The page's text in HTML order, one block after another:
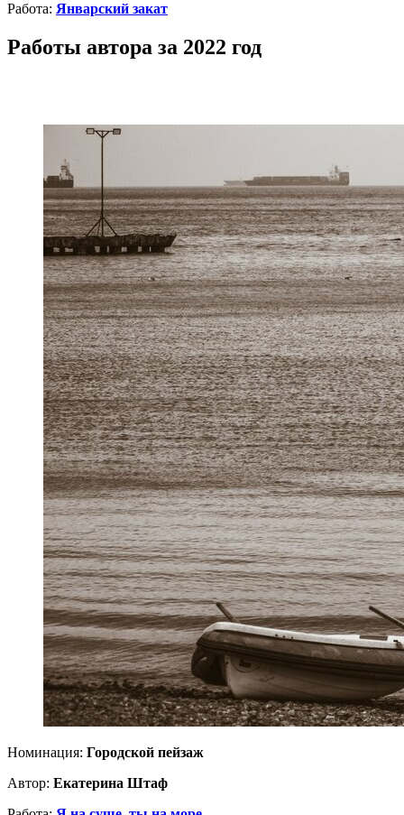
Работа: Январский закат
Работы автора за 2022 год
Номинация: Городской пейзаж
Автор: Екатерина Штаф